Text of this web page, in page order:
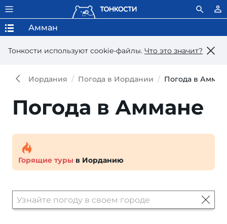
Тонкости используют сookie-файлы. Что это значит?
Амман
Иордания Погода в Иордании Погода в
Погода в Аммане
Горящие туры в Иорданию